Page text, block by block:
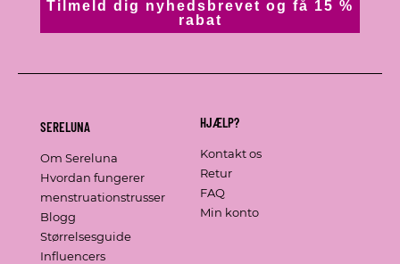
Tilmeld dig nyhedsbrevet og få 15 %
rabat
SERELUNA
Om Sereluna
Hvordan fungerer
menstruationstrusser
Blogg
Størrelsesguide
Influencers
HJÆLP?
Kontakt os
Retur
FAQ
Min konto